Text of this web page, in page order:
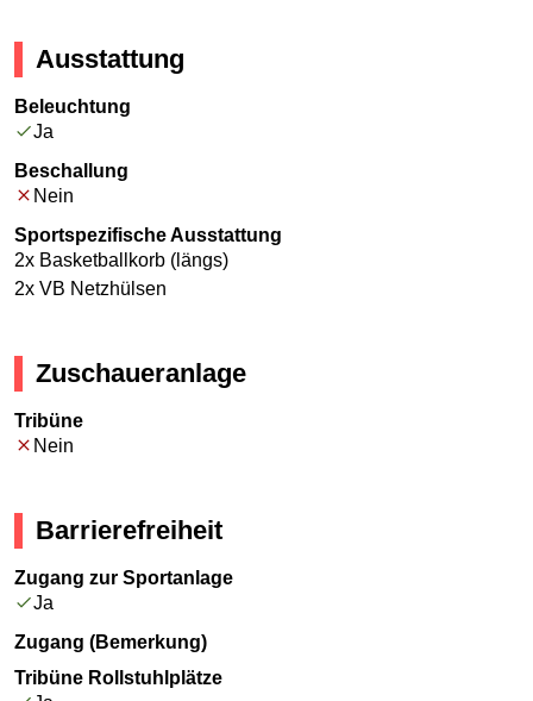
Ausstattung
Beleuchtung
Ja
Beschallung
Nein
Sportspezifische Ausstattung
2x Basketballkorb (längs)
2x VB Netzhülsen
Zuschaueranlage
Tribüne
Nein
Barrierefreiheit
Zugang zur Sportanlage
Ja
Zugang (Bemerkung)
Tribüne Rollstuhlplätze